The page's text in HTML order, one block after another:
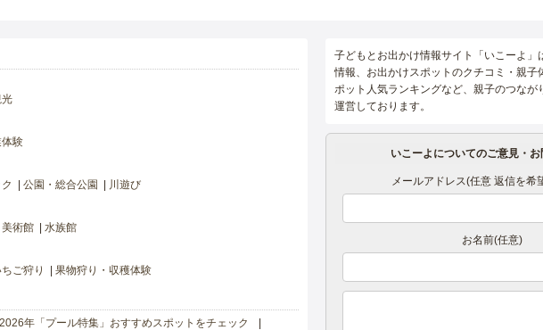
験
公園・総合公園 川遊び
美術館 水族館
ちご狩り 果物狩り・収穫体験
2026年「プール特集」おすすめスポットをチェック
子どもとお出かけ情報サイト「いこーよ」
情報、お出かけスポットのクチコミ・親子
ポット人気ランキングなど、親子のつなが
運営しております。
いこーよについてのご意見・
メールアドレス(任意 返信を希
お名前(任意)